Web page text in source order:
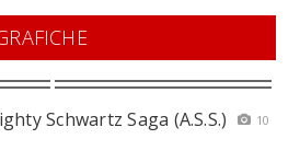
Schwartz Saga (A.S.S.)
10